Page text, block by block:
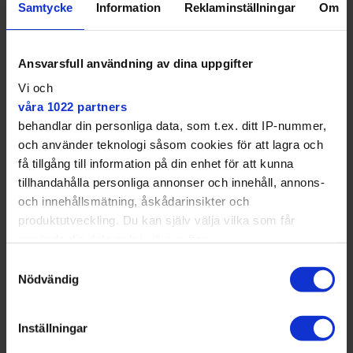
Samtycke Information Reklaminställningar Om
Ansvarsfull användning av dina uppgifter
Vi och
våra 1022 partners
behandlar din personliga data, som t.ex. ditt IP-nummer,
och använder teknologi såsom cookies för att lagra och
få tillgång till information på din enhet för att kunna
tillhandahålla personliga annonser och innehåll, annons-
och innehållsmätning, åskådarinsikter och
produktutveckling. Du kan själv välja vilka som får
Med din tillåtelse skulle vi även vilja:
som kan ha en noggrannhet på upp till flera meter
Identifiera din enhet genom att aktivt skanna den
Nödvändig
Inställningar
I inventeringen uttrycktes att
man inte bör belysa
vattenytan.
Stadsdelsförvaltningen påpekar att det finns upplysta
promenadstråk runt hela sjön. Längs den södra delen
saknar visserligen gångvägen närmast sjön belysning,
men det finns en belyst gångväg en bit högre upp i
skogen där man kan gå i stället.